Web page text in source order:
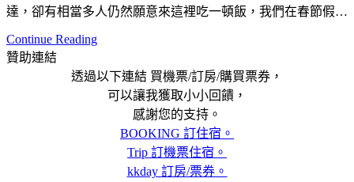
達，卻有相當多人仍然願意來這裡吃一頓飯，我們在春節假…
Continue Reading
贊助連結
透過以下連結 買機票/訂房/購買票券，
可以讓我獲取小小回饋，
感謝您的支持。
BOOKING 訂住宿。
Trip 訂機票住宿。
kkday 訂房/票券。